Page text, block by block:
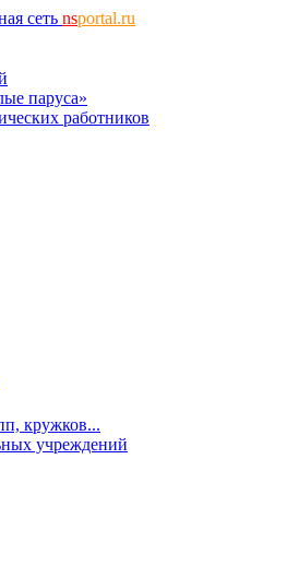
сеть nsportal.ru
паруса»
работников
кружков...
учреждений